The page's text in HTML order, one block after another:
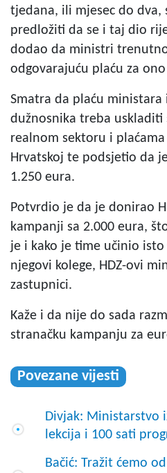
tjedana, ili mjesec do dva,
predložiti da se i taj dio
dodao da ministri
odgovarajuću plaću za
Smatra da plaću
dužnosnika treba uskladiti
realnom sektoru i
Hrvatskoj te podsjetio da
1.250 eura.
Potvrdio je da je donirao
kampanji sa 2.000 eura,
je i kako je time učinio
njegovi kolege, HDZ-ovi
zastupnici.
Kaže i da nije do sada
stranačku kampanju za
Povezane vijesti
Divjak: Ministarstvo
lekcija i 100 sati
Bačić: Tražit ćemo